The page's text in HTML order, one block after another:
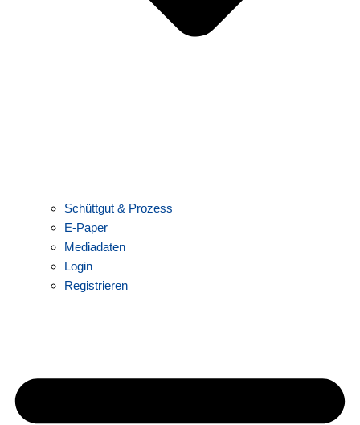
Schüttgut & Prozess
E-Paper
Mediadaten
Login
Registrieren